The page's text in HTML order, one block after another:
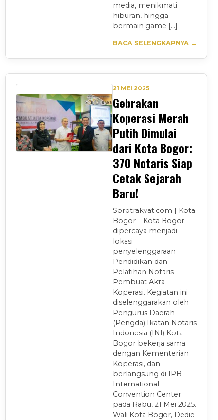
media, menikmati
hiburan, hingga
bermain game […]
BACA SELENGKAPNYA →
21 MEI 2025
Gebrakan
Koperasi Merah
Putih Dimulai
dari Kota Bogor:
370 Notaris Siap
Cetak Sejarah
Baru!
Sorotrakyat.com | Kota
Bogor – Kota Bogor
dipercaya menjadi
lokasi
penyelenggaraan
Pendidikan dan
Pelatihan Notaris
Pembuat Akta
Koperasi. Kegiatan ini
diselenggarakan oleh
Pengurus Daerah
(Pengda) Ikatan Notaris
Indonesia (INI) Kota
Bogor bekerja sama
dengan Kementerian
Koperasi, dan
berlangsung di IPB
International
Convention Center
pada Rabu, 21 Mei 2025.
Wali Kota Bogor, Dedie